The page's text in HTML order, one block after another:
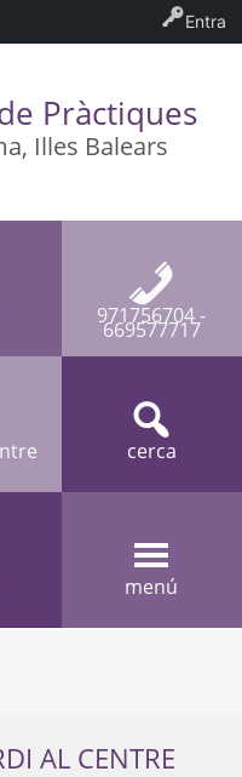
Pràctiques
Illes Balears
971756704 -
669577717
cerca
menú
AL CENTRE
Entra